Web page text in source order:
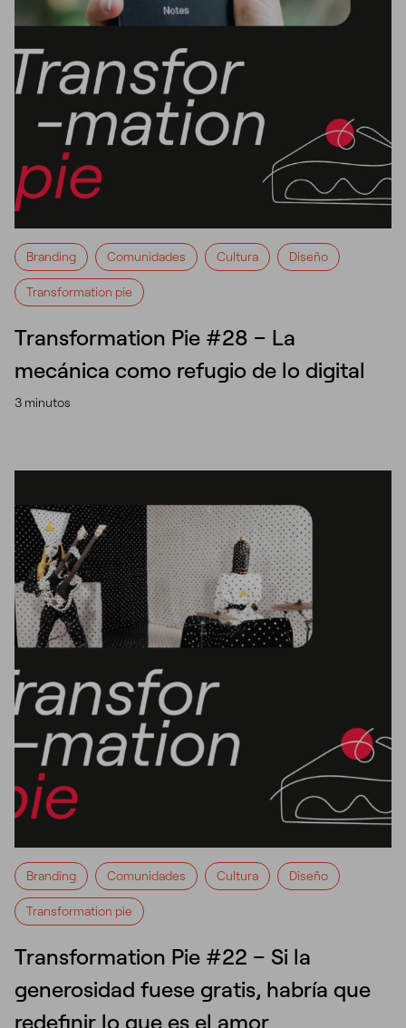
Branding Comunidades Cultura Diseño
Transformation pie
Transformation Pie #28 – La
mecánica como refugio de lo digital
3 minutos
Branding Comunidades Cultura Diseño
Transformation pie
Transformation Pie #22 – Si la
generosidad fuese gratis, habría que
redefinir lo que es el amor